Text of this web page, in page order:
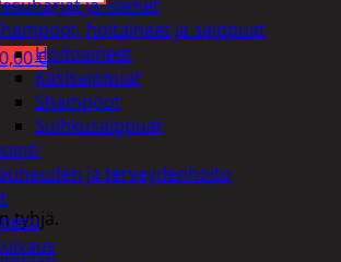
0,00€
tyhjä.
ja -sienet
hoitaineet ja saippuat
Hoitoaineet
Käsisaippuat
Shampoot
Suihkusaippuat
ja terveydenhoito